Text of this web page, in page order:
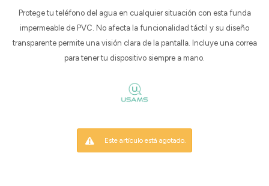
Protege tu teléfono del agua en cualquier situación con esta funda
impermeable de PVC. No afecta la funcionalidad táctil y su diseño
transparente permite una visión clara de la pantalla. Incluye una correa
para tener tu dispositivo siempre a mano.
Este artículo está agotado.